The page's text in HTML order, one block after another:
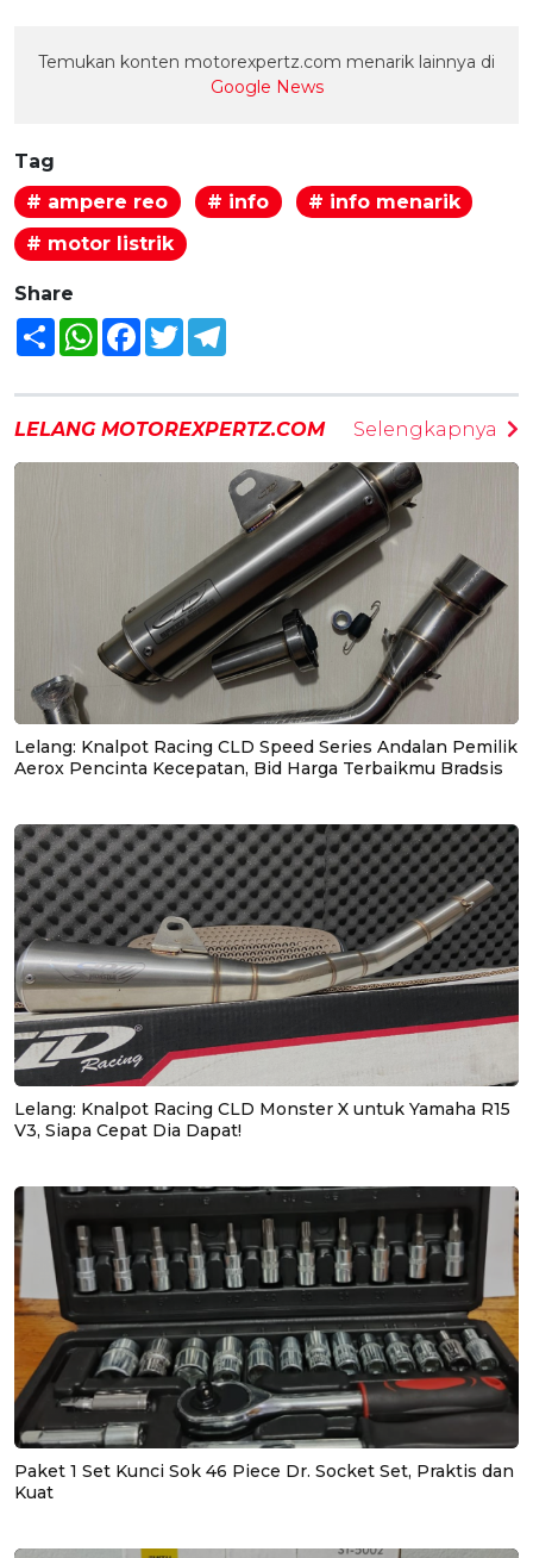
Temukan konten motorexpertz.com menarik lainnya di
Google News
Tag
# ampere reo
# info
# info menarik
# motor listrik
Share
Share WhatsAppFacebook
Twitter
LELANG MOTOREXPERTZ.COM Selengkapnya
Lelang: Knalpot Racing CLD Speed Series Andalan Pemilik
Aerox Pencinta Kecepatan, Bid Harga Terbaikmu Bradsis
Lelang: Knalpot Racing CLD Monster X untuk Yamaha R15
V3, Siapa Cepat Dia Dapat!
Paket 1 Set Kunci Sok 46 Piece Dr. Socket Set, Praktis dan
Kuat